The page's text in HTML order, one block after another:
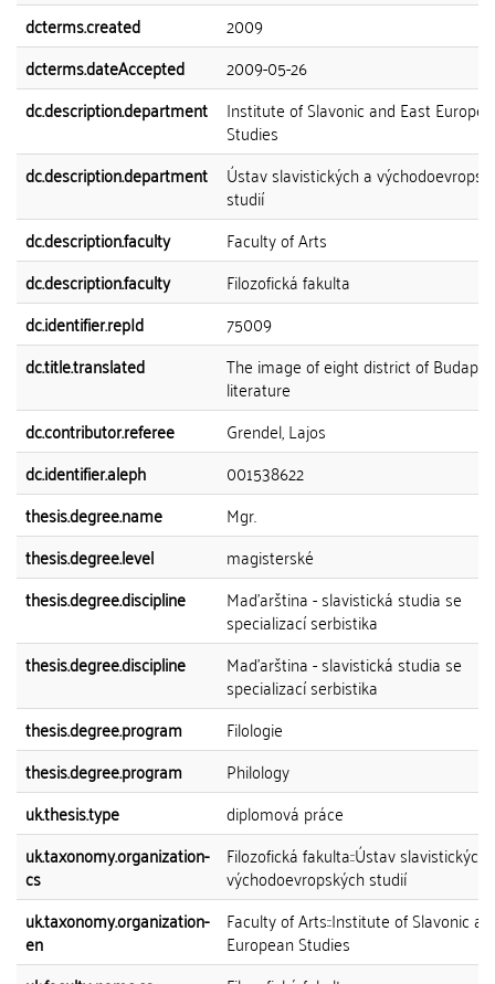
dcterms.created
2009
dcterms.dateAccepted
2009-05-26
dc.description.department
Institute of Slavonic and East
Studies
dc.description.department
Ústav slavistických a
studií
dc.description.faculty
Faculty of Arts
dc.description.faculty
Filozofická fakulta
dc.identifier.repId
75009
dc.title.translated
The image of eight district of
literature
dc.contributor.referee
Grendel, Lajos
dc.identifier.aleph
001538622
thesis.degree.name
Mgr.
thesis.degree.level
magisterské
thesis.degree.discipline
Maďarština - slavistická studia se
specializací serbistika
thesis.degree.discipline
Maďarština - slavistická studia se
specializací serbistika
thesis.degree.program
Filologie
thesis.degree.program
Philology
uk.thesis.type
diplomová práce
uk.taxonomy.organization-
cs
Filozofická fakulta::Ústav slavistických
východoevropských studií
uk.taxonomy.organization-
en
Faculty of Arts::Institute of Slavonic
European Studies